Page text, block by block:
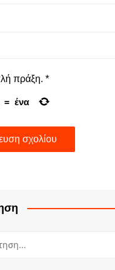
πράξη. *
= ένα